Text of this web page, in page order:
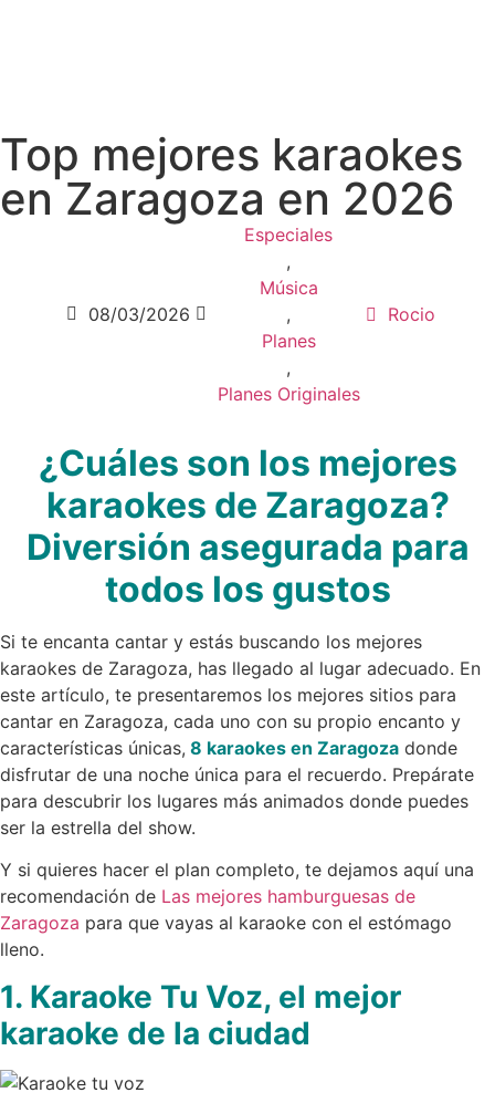
Top mejores karaokes
en Zaragoza en 2026
08/03/2026
Especiales
,
Música
,
Planes
,
Planes Originales
Rocio
¿Cuáles son los mejores
karaokes de Zaragoza?
Diversión asegurada para
todos los gustos
Si te encanta cantar y estás buscando los mejores
karaokes de Zaragoza, has llegado al lugar adecuado. En
este artículo, te presentaremos los mejores sitios para
cantar en Zaragoza, cada uno con su propio encanto y
características únicas, 8 karaokes en Zaragoza donde
disfrutar de una noche única para el recuerdo. Prepárate
para descubrir los lugares más animados donde puedes
ser la estrella del show.
Y si quieres hacer el plan completo, te dejamos aquí una
recomendación de Las mejores hamburguesas de
Zaragoza para que vayas al karaoke con el estómago
lleno.
1. Karaoke Tu Voz, el mejor
karaoke de la ciudad